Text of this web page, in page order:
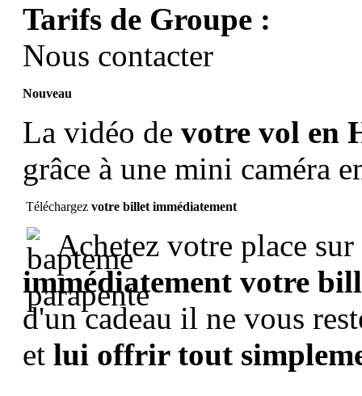
Tarifs de Groupe :
Nous contacter
Nouveau
La vidéo de votre vol en
grâce à une mini caméra
Téléchargez votre billet immédiatement
Achetez votre place
immédiatement votre
d'un cadeau il ne vous
et lui offrir tout